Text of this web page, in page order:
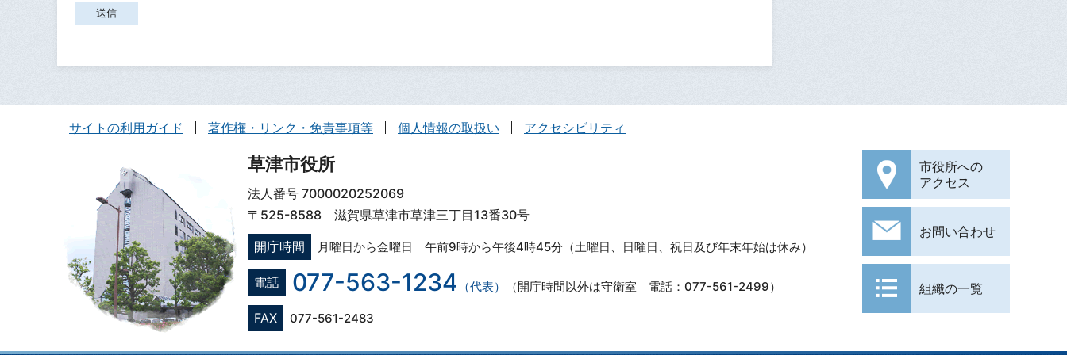
サイトの利用ガイド 著作権・リンク・免責事項等 個人情報の取扱い アクセシビリティ
草津市役所
法人番号 7000020252069
〒525-8588 滋賀県草津市草津三丁目13番30号
開庁時間
月曜日から金曜日 午前9時から午後4時45分（土曜日、日曜日、祝日及び年末年始は休み）
電話 077-563-1234 （代表） （開庁時間以外は守衛室 電話：077-561-2499）
FAX 077-561-2483
市役所への
アクセス
お問い合わせ
組織の一覧